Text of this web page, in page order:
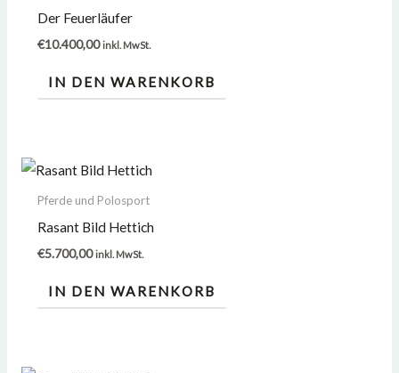
Der Feuerläufer
€10.400,00 inkl. MwSt.
IN DEN WARENKORB
Pferde und Polosport
Rasant Bild Hettich
€5.700,00 inkl. MwSt.
IN DEN WARENKORB